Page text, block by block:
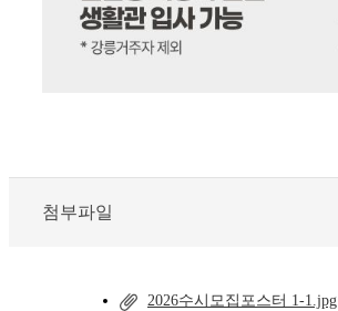
첨부파일
2026수시모집포스터 1-1.jpg